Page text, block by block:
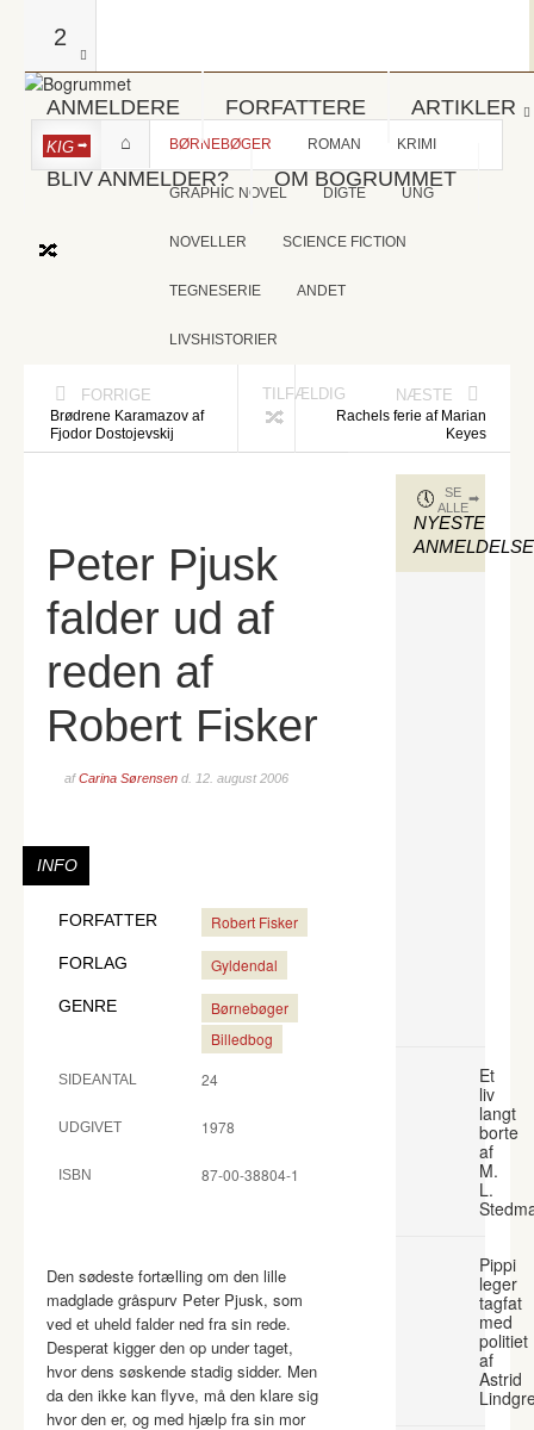
2
ANMELDERE FORFATTERE ARTIKLER
BLIV ANMELDER? OM BOGRUMMET
KIG BØRNEBØGER ROMAN KRIMI
GRAPHIC NOVEL DIGTE UNG
NOVELLER SCIENCE FICTION
TEGNESERIE ANDET
LIVSHISTORIER
FORRIGE
Brødrene Karamazov af
Fjodor Dostojevskij
TILFÆLDIG NÆSTE
Rachels ferie af Marian
Keyes
Peter Pjusk
falder ud af
reden af
Robert Fisker
afCarina Sørensen d. 12. august 2006
INFO
FORFATTER Robert Fisker
FORLAG Gyldendal
GENRE
Børnebøger
Billedbog
SIDEANTAL 24
UDGIVET 1978
ISBN 87-00-38804-1
Den sødeste fortælling om den lille
madglade gråspurv Peter Pjusk, som
ved et uheld falder ned fra sin rede.
Desperat kigger den op under taget,
hvor dens søskende stadig sidder. Men
da den ikke kan flyve, må den klare sig
hvor den er, og med hjælp fra sin mor
NYESTE
SE
ALLE
Et
liv
langt
borte
af
M.
L.
Pippi
leger
tagfat
med
politiet
af
Astrid